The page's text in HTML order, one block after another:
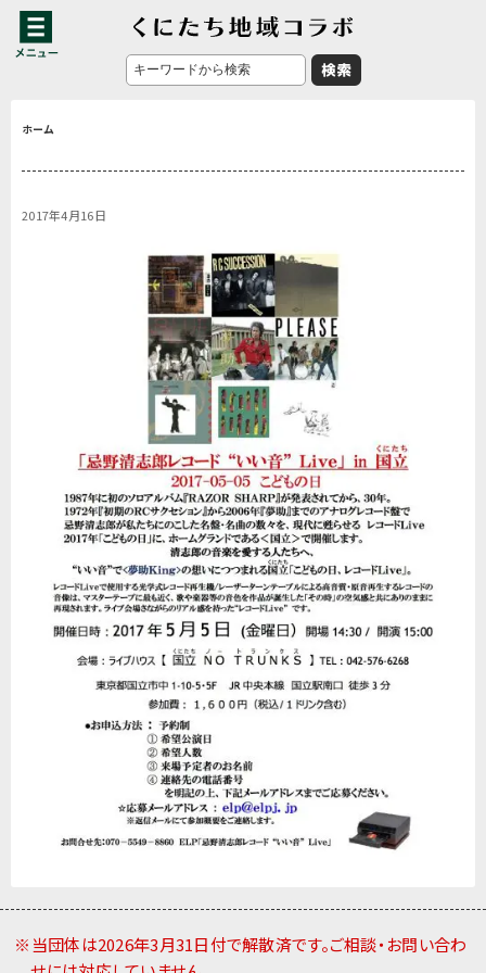
ホーム
2017年4月16日
※当団体は2026年3月31日付で解散済です。ご相談・お問い合わ